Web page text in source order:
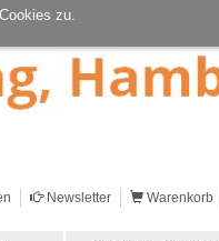
zu.
Newsletter Warenkorb